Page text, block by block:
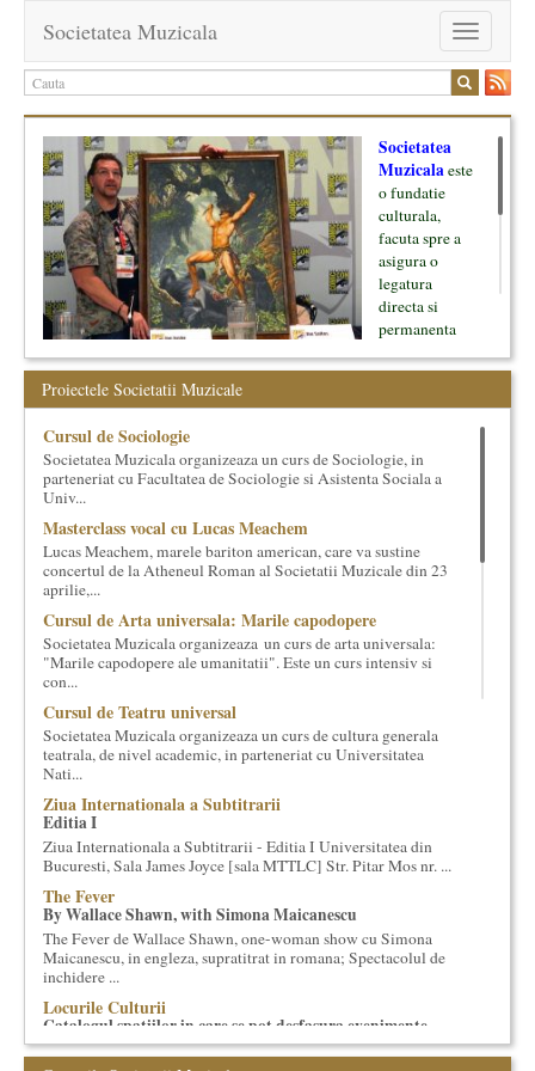
Toggle
navigation
Societatea Muzicala
Societatea
Muzicalaeste
o fundatie
culturala,
facuta spre a
asigura o
legatura
directa si
permanenta
oamenii ei, pe
inceput cu muzica clasica - si de aici numele -, insa acum
dezvoltam proiecte si in alte domenii ale culturii.
Facem management cultural, dezvoltam si administram proiecte
proprii sau preluate, modele si sisteme de finantare, marketing
cultural si consultanta. Organizam concursuri, concerte si
evenimente culturale, private sau publice, tinem cursuri de
cultura generala muzicala, teatrala, filosofica si de alte feluri.
Cuvinte in plus despre proiect, despre cei care il administreaza si
cei care il finantateaza sunt in rubricile de mai jos.
Proiectele Societatii Muzicale
Cursul de Sociologie
Societatea Muzicala organizeaza un curs de Sociologie, in
parteneriat cu Facultatea de Sociologie si Asistenta Sociala a
Univ...
Masterclass vocal cu Lucas Meachem
Lucas Meachem, marele bariton american, care va sustine
concertul de la Atheneul Roman al Societatii Muzicale din 23
aprilie,...
Cursul de Arta universala: Marile capodopere
Societatea Muzicala organizeaza un curs de arta universala:
"Marile capodopere ale umanitatii". Este un curs intensiv si
con...
Cursul de Teatru universal
Societatea Muzicala organizeaza un curs de cultura generala
teatrala, de nivel academic, in parteneriat cu Universitatea
Nati...
Ziua Internationala a Subtitrarii
Editia I
Ziua Internationala a Subtitrarii - Editia I Universitatea din
Bucuresti, Sala James Joyce [sala MTTLC] Str. Pitar Mos nr. ...
The Fever
By Wallace Shawn, with Simona Maicanescu
The Fever de Wallace Shawn, one-woman show cu Simona
Maicanescu, in engleza, supratitrat in romana; Spectacolul de
inchidere ...
Locurile Culturii
Catalogul spatiilor in care se pot desfasura evenimente
culturale